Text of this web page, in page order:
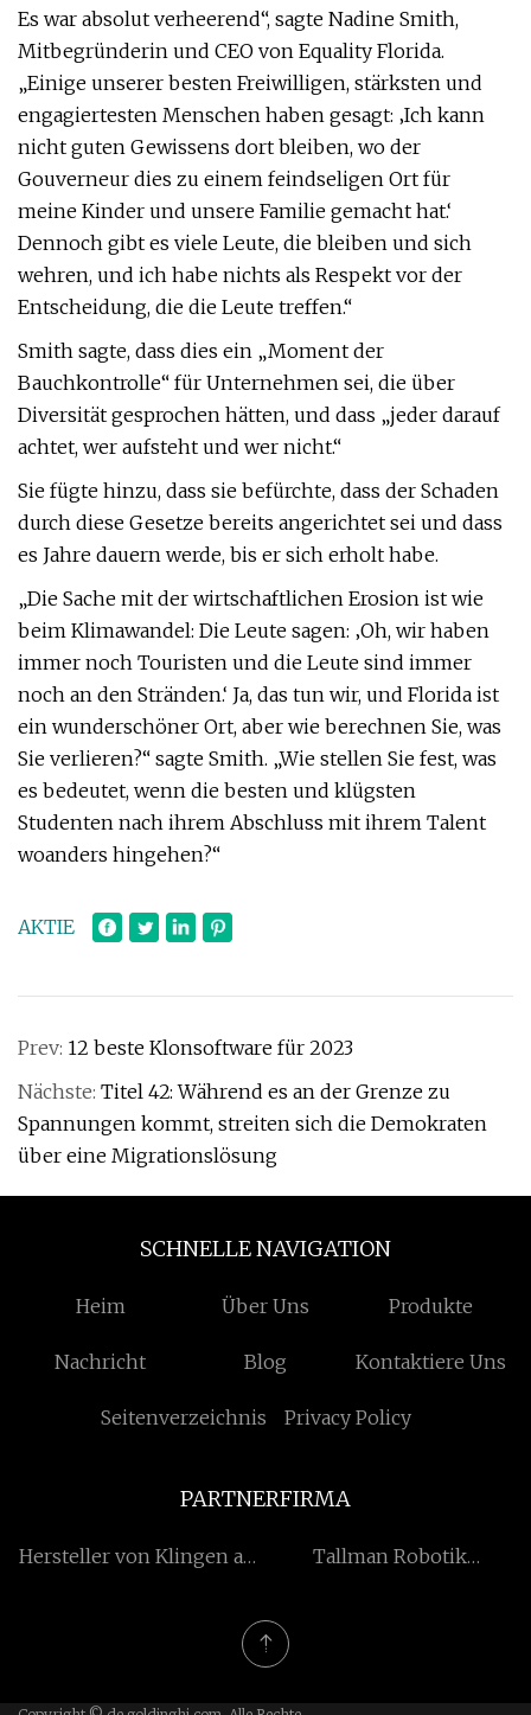
Es war absolut verheerend“, sagte Nadine Smith,
Mitbegründerin und CEO von Equality Florida.
„Einige unserer besten Freiwilligen, stärksten und
engagiertesten Menschen haben gesagt: ‚Ich kann
nicht guten Gewissens dort bleiben, wo der
Gouverneur dies zu einem feindseligen Ort für
meine Kinder und unsere Familie gemacht hat.‘
Dennoch gibt es viele Leute, die bleiben und sich
wehren, und ich habe nichts als Respekt vor der
Entscheidung, die die Leute treffen.“
Smith sagte, dass dies ein „Moment der
Bauchkontrolle“ für Unternehmen sei, die über
Diversität gesprochen hätten, und dass „jeder darauf
achtet, wer aufsteht und wer nicht.“
Sie fügte hinzu, dass sie befürchte, dass der Schaden
durch diese Gesetze bereits angerichtet sei und dass
es Jahre dauern werde, bis er sich erholt habe.
„Die Sache mit der wirtschaftlichen Erosion ist wie
beim Klimawandel: Die Leute sagen: ‚Oh, wir haben
immer noch Touristen und die Leute sind immer
noch an den Stränden.‘ Ja, das tun wir, und Florida ist
ein wunderschöner Ort, aber wie berechnen Sie, was
Sie verlieren?“ sagte Smith. „Wie stellen Sie fest, was
es bedeutet, wenn die besten und klügsten
Studenten nach ihrem Abschluss mit ihrem Talent
woanders hingehen?“
AKTIE
Prev: 12 beste Klonsoftware für 2023
Nächste: Titel 42: Während es an der Grenze zu
Spannungen kommt, streiten sich die Demokraten
über eine Migrationslösung
SCHNELLE NAVIGATION
Heim Über Uns Produkte
Nachricht Blog Kontaktiere Uns
Seitenverzeichnis Privacy Policy
PARTNERFIRMA
Hersteller von Klingen aus
Tallman Robotik